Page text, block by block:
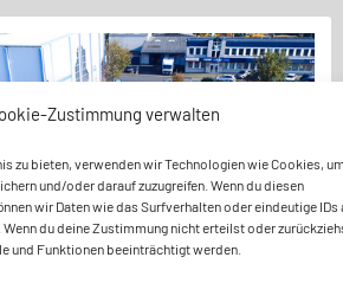
Zustimmung verwalten
zu bieten, verwenden wir Technologien wie Cookies,
und/oder darauf zuzugreifen. Wenn du diesen
wir Daten wie das Surfverhalten oder eindeutige IDs
du deine Zustimmung nicht erteilst oder
und Funktionen beeinträchtigt werden.